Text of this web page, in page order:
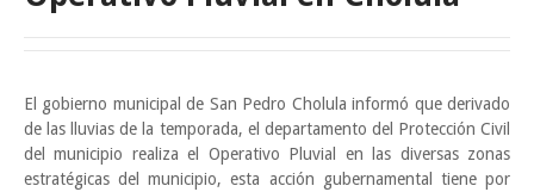
El gobierno municipal de San Pedro Cholula informó que derivado
de las lluvias de la temporada, el departamento del Protección Civil
del municipio realiza el Operativo Pluvial en las diversas zonas
estratégicas del municipio, esta acción gubernamental tiene por